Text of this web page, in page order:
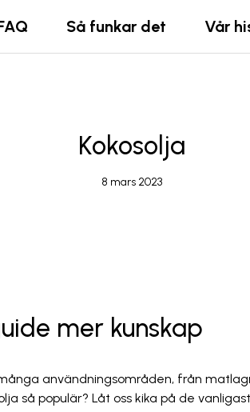
Så funkar det Vår
Kokosolja
8 mars 2023
mer kunskap
användningsområden, från
så populär? Låt oss kika på de